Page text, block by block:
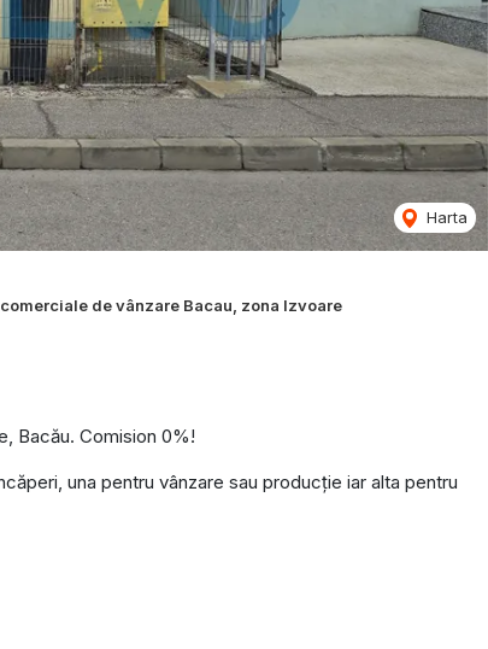
Harta
de vânzare Bacau, zona Izvoare
Bacău. Comision 0%!
una pentru vânzare sau producție iar alta pentru
pe întreaga perioadă a anului.